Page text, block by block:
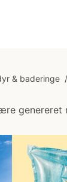
& baderinge /